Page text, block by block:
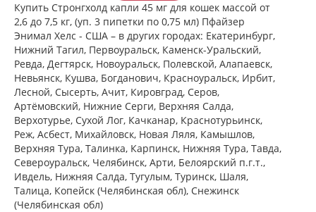
Купить Стронгхолд капли 45 мг для кошек массой от
2,6 до 7,5 кг, (уп. 3 пипетки по 0,75 мл) Пфайзер
Энимал Хелс - США – в других городах: Екатеринбург,
Нижний Тагил, Первоуральск, Каменск-Уральский,
Ревда, Дегтярск, Новоуральск, Полевской, Алапаевск,
Невьянск, Кушва, Богданович, Красноуральск, Ирбит,
Лесной, Сысерть, Ачит, Кировград, Серов,
Артёмовский, Нижние Cерги, Верхняя Салда,
Верхотурье, Сухой Лог, Качканар, Краснотурьинск,
Реж, Асбест, Михайловск, Новая Ляля, Камышлов,
Верхняя Тура, Талинка, Карпинск, Нижняя Тура, Тавда,
Североуральск, Челябинск, Арти, Белоярский п.г.т.,
Ивдель, Нижняя Салда, Тугулым, Туринск, Шаля,
Талица, Копейск (Челябинская обл), Снежинск
(Челябинская обл)